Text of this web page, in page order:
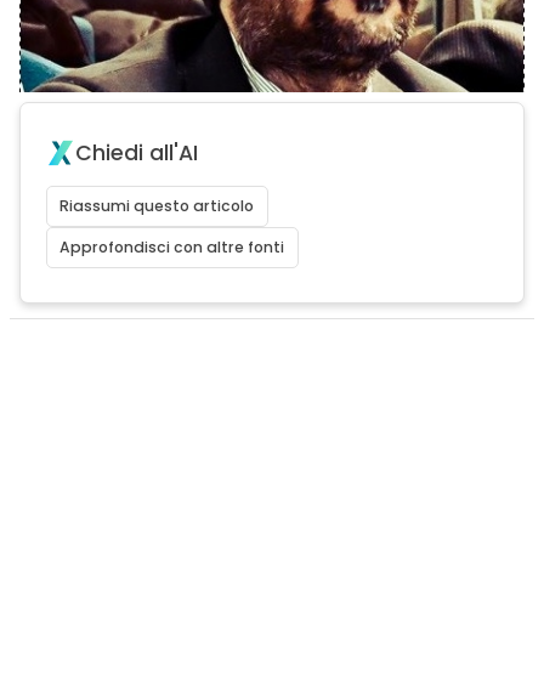
Chiedi all'AI
Riassumi questo articolo
Approfondisci con altre fonti